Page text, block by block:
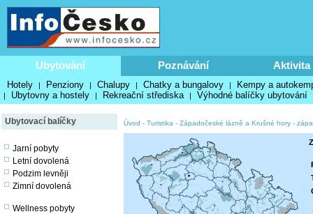
Ubytování Poznávání Aktivita
Hotely | Penziony | Chalupy | Chatky a bungalovy | Kempy a
| Ubytovny a hostely | Rekreační střediska | Výhodné balíčky ubytování
Ubytovací balíčky
Jarní pobyty
Letní dovolená
Podzim levněji
Zimní dovolená
Wellness pobyty
Úvod - Turistika - Západočeské lázně a Krušné hory -